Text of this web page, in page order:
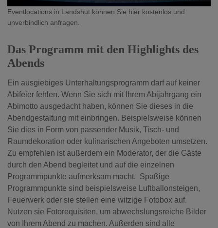
Eventlocations in Landshut können Sie hier kostenlos und
unverbindlich anfragen.
Das Programm mit den Highlights des
Abends
Ein ausgiebiges Unterhaltungsprogramm darf auf keiner
Abifeier fehlen. Wenn Sie sich mit Ihrem Abijahrgang ein
Abimotto ausgedacht haben, können Sie dieses in die
Abendgestaltung mit einbringen. Beispielsweise können
Sie dies in Form von passender Musik, Tisch- und
Raumdekoration oder kulinarischen Angeboten umsetzen.
Zu empfehlen ist außerdem ein Moderator, der die Gäste
durch den Abend begleitet und auf die einzelnen
Programmpunkte aufmerksam macht. Spaßige
Programmpunkte sind beispielsweise Luftballonsteigen,
Feuerwerk oder sie stellen eine witzige Fotobox auf.
Nutzen sie Fotorequisiten, um abwechslungsreiche Bilder
von Ihrem Abend zu machen. Außerden sind alle